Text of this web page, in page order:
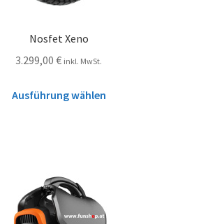
Nosfet Xeno
3.299,00 € inkl. MwSt.
Ausführung wählen